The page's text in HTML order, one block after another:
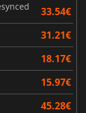
33.54€
31.21€
18.17€
15.97€
45.28€